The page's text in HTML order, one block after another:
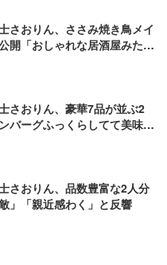
さおりん、ささみ焼き鳥メイ
開「おしゃれな居酒屋みた
さおりん、豪華7品が並ぶ2
バーグふっくらしてて美味し
さおりん、品数豊富な2人分
」「親近感わく」と反響